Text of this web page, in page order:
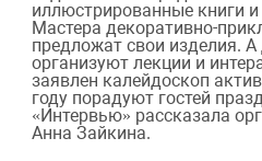
иллюстрированные книги и
Мастера декоративно-
предложат свои изделия.
организуют лекции и
заявлен калейдоскоп
году порадуют гостей
«Интервью» рассказала
Анна Зайкина.